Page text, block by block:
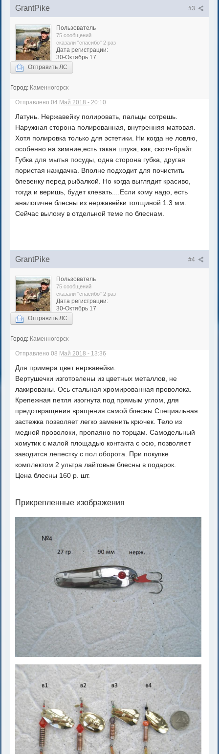
#3
GrantPike
Пользователь
75 сообщений
сказали "спасибо" 2 раз
Дата регистрации:
30-Октябрь 17
Отправить ЛС
Город: Каменногорск
Отправлено04 Май 2018 - 20:10
Латунь. Нержавейку полировать, пальцы сотрешь.
Наружная сторона полированная, внутренняя матовая.
Хотя полировка только для эстетики. Ни когда не ловлю,
особенно на зимние,есть такая штука, как, скотч-брайт.
Губка для мытья посуды, одна сторона губка, другая
пористая наждачка. Вполне подходит для почистить
блевенку перед рыбалкой. Но когда выглядит красиво,
тогда и веришь, будет клевать....Если кому надо, есть
аналогичне блесны из нержавейки толщиной 1.3 мм.
Сейчас выложу в отдельной теме по блеснам.
#4
GrantPike
Пользователь
75 сообщений
сказали "спасибо" 2 раз
Дата регистрации:
30-Октябрь 17
Отправить ЛС
Город: Каменногорск
Отправлено08 Май 2018 - 13:36
Для примера цвет нержавейки.
Вертушечки изготовлены из цветных металлов, не
лакированы. Ось стальная хромированная проволока.
Крепежная петля изогнута под прямым углом, для
предотвращения вращения самой блесны.Специальная
застежка позволяет легко заменить крючек. Тело из
медной проволоки, пропаяно по торцам. Самодельный
хомутик с малой площадью контакта с осю, позволяет
заводится лепестку с пол оборота. При покупке
комплектом 2 ультра лайтовые блесны в подарок.
Цена блесны 160 р. шт.
Прикрепленные изображения